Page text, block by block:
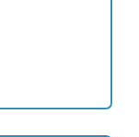
や相続・信
シップを結
でお応えで
くれる」とい